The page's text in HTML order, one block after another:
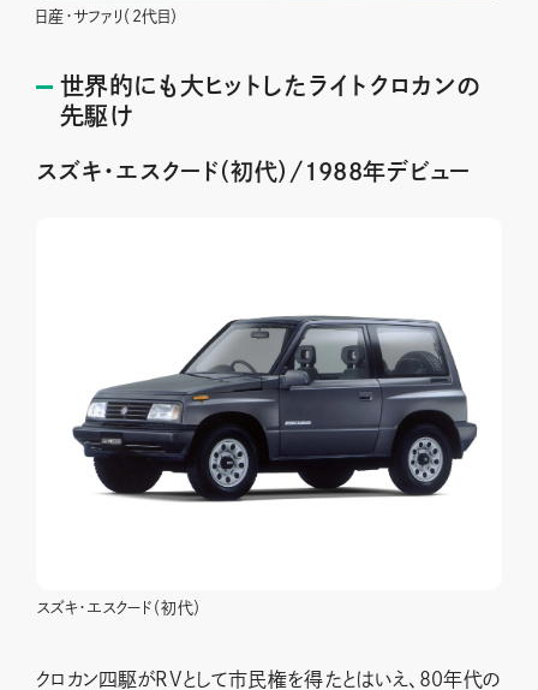
日産・サファリ（2代目）
世界的にも大ヒットしたライトクロカンの
先駆け
スズキ・エスクード（初代）/1988年デビュー
スズキ・エスクード（初代）
クロカン四駆がRVとして市民権を得たとはいえ、80年代の